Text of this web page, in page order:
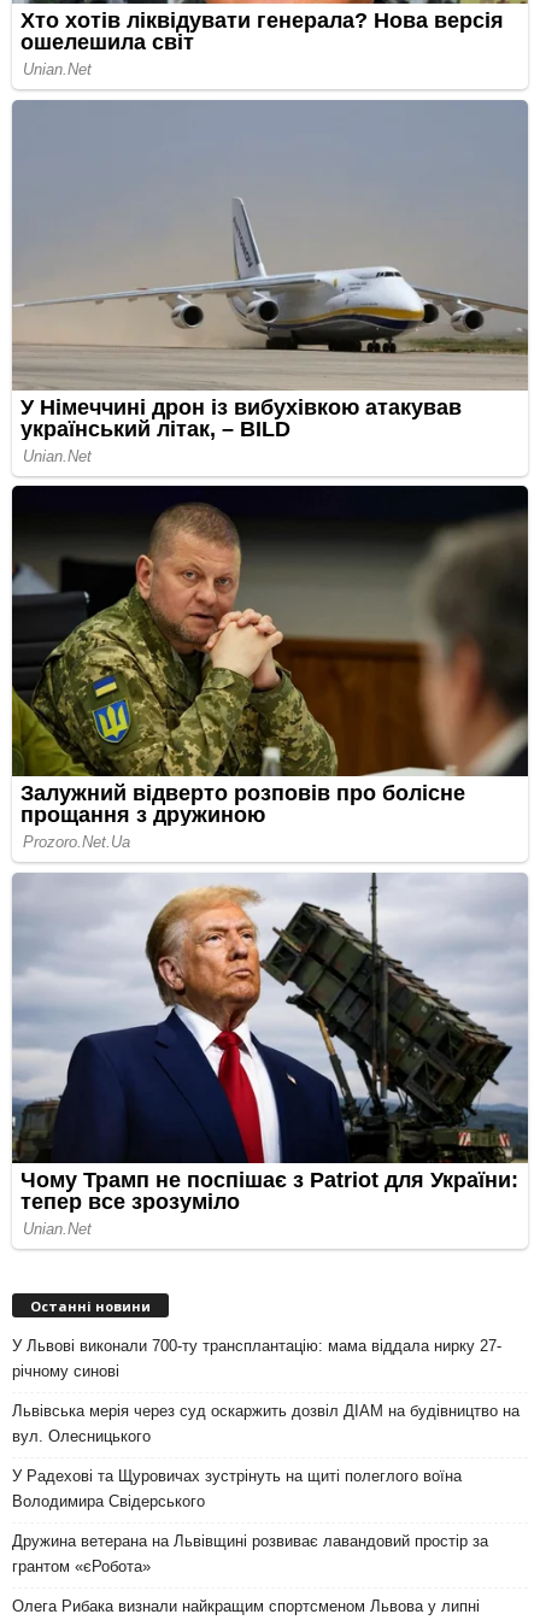
Останні новини
У Львові виконали 700-ту трансплантацію: мама віддала нирку 27-
річному синові
Львівська мерія через суд оскаржить дозвіл ДІАМ на будівництво на
вул. Олесницького
У Радехові та Щуровичах зустрінуть на щиті полеглого воїна
Володимира Свідерського
Дружина ветерана на Львівщині розвиває лавандовий простір за
грантом «єРобота»
Олега Рибака визнали найкращим спортсменом Львова у липні